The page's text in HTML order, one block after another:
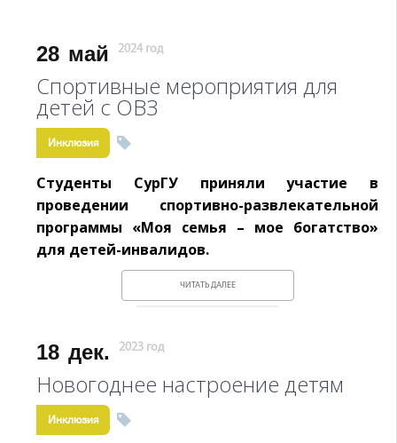
28 май 2024 год
Спортивные мероприятия для
детей с ОВЗ
Инклюзия
Студенты СурГУ приняли участие в
проведении спортивно-развлекательной
программы «Моя семья – мое богатство»
для детей-инвалидов.
ЧИТАТЬ ДАЛЕЕ
18 дек. 2023 год
Новогоднее настроение детям
Инклюзия